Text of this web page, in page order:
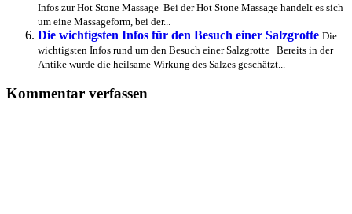
Infos zur Hot Stone Massage Bei der Hot Stone Massage handelt es sich
um eine Massageform, bei der...
Die wichtigsten Infos für den Besuch einer Salzgrotte Die
wichtigsten Infos rund um den Besuch einer Salzgrotte Bereits in der
Antike wurde die heilsame Wirkung des Salzes geschätzt...
Kommentar verfassen